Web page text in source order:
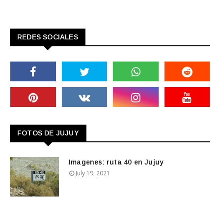
REDES SOCIALES
FOTOS DE JUJUY
Imagenes: ruta 40 en Jujuy
July 19, 2021